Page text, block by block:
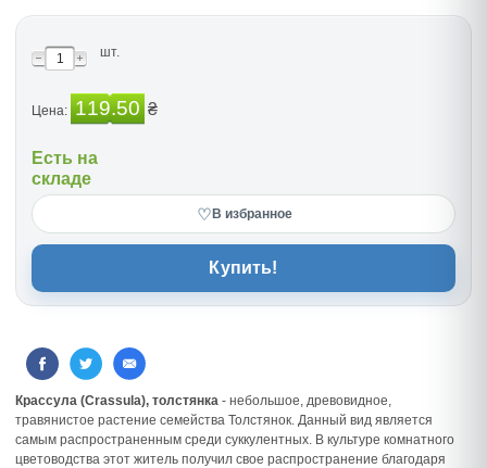
шт.
Цена: 119.50 ₴
Есть на
складе
♡ В избранное
Купить!
Крассула (Crassula), толстянка - небольшое, древовидное,
травянистое растение семейства Толстянок. Данный вид является
самым распространенным среди суккулентных. В культуре комнатного
цветоводства этот житель получил свое распространение благодаря